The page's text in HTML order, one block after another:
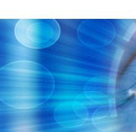
to
contentvinivida.lk